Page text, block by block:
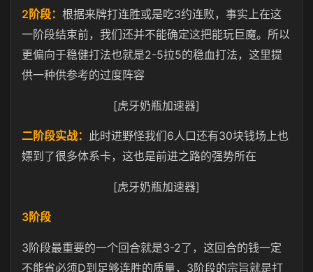
2 阶段： 根据来牌打连胜或是吃3约连败，事实上在这
一阶段结束前，我们还并不能确定这把能玩巨魔。所以
更偏向于稳健打法也就是2-5拉5的稳血打法，这里提
供一种供参考的过度阵容
[虎牙奶瓶加速器]
二阶段实战： 此时进野怪我们 6人口还有30块钱场上也
嫖到了很多体系卡，这也是前进之路的强势所在
[虎牙奶瓶加速器]
3阶段
3 阶段最重要的一个回合就是3-2了，这回合的钱一定
不能省必须D到足够连胜的质量， 3 阶段的宗旨就是打